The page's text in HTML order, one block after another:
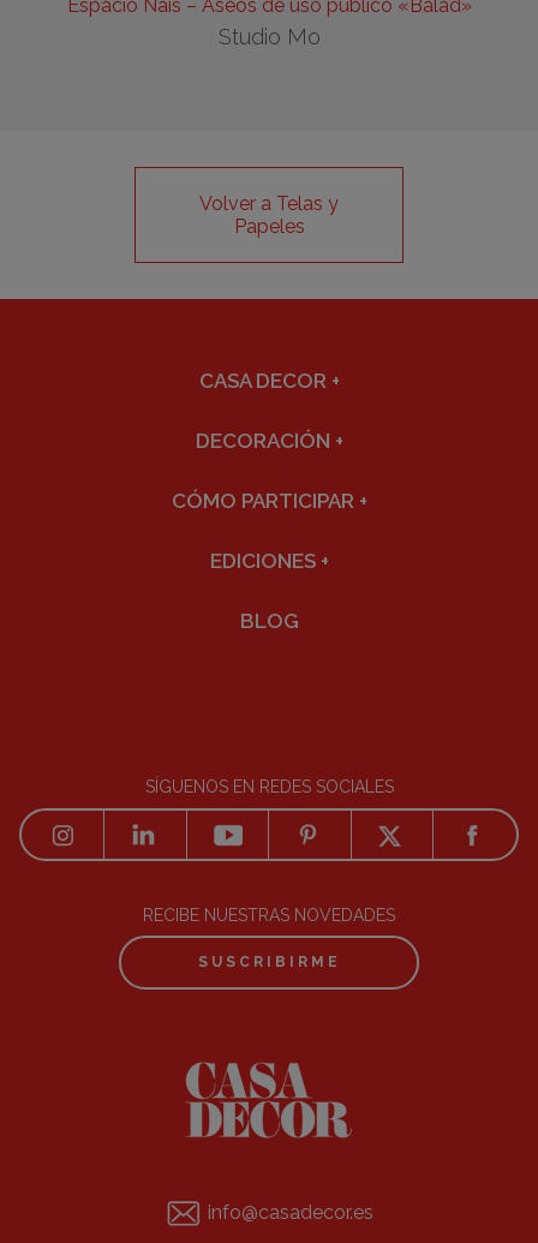
Espacio Nais – Aseos de uso público «Balad»
Studio Mo
Volver a Telas y
Papeles
CASA DECOR +
DECORACIÓN +
CÓMO PARTICIPAR +
EDICIONES +
BLOG
SÍGUENOS EN REDES SOCIALES
RECIBE NUESTRAS NOVEDADES
SUSCRIBIRME
info@casadecor.es